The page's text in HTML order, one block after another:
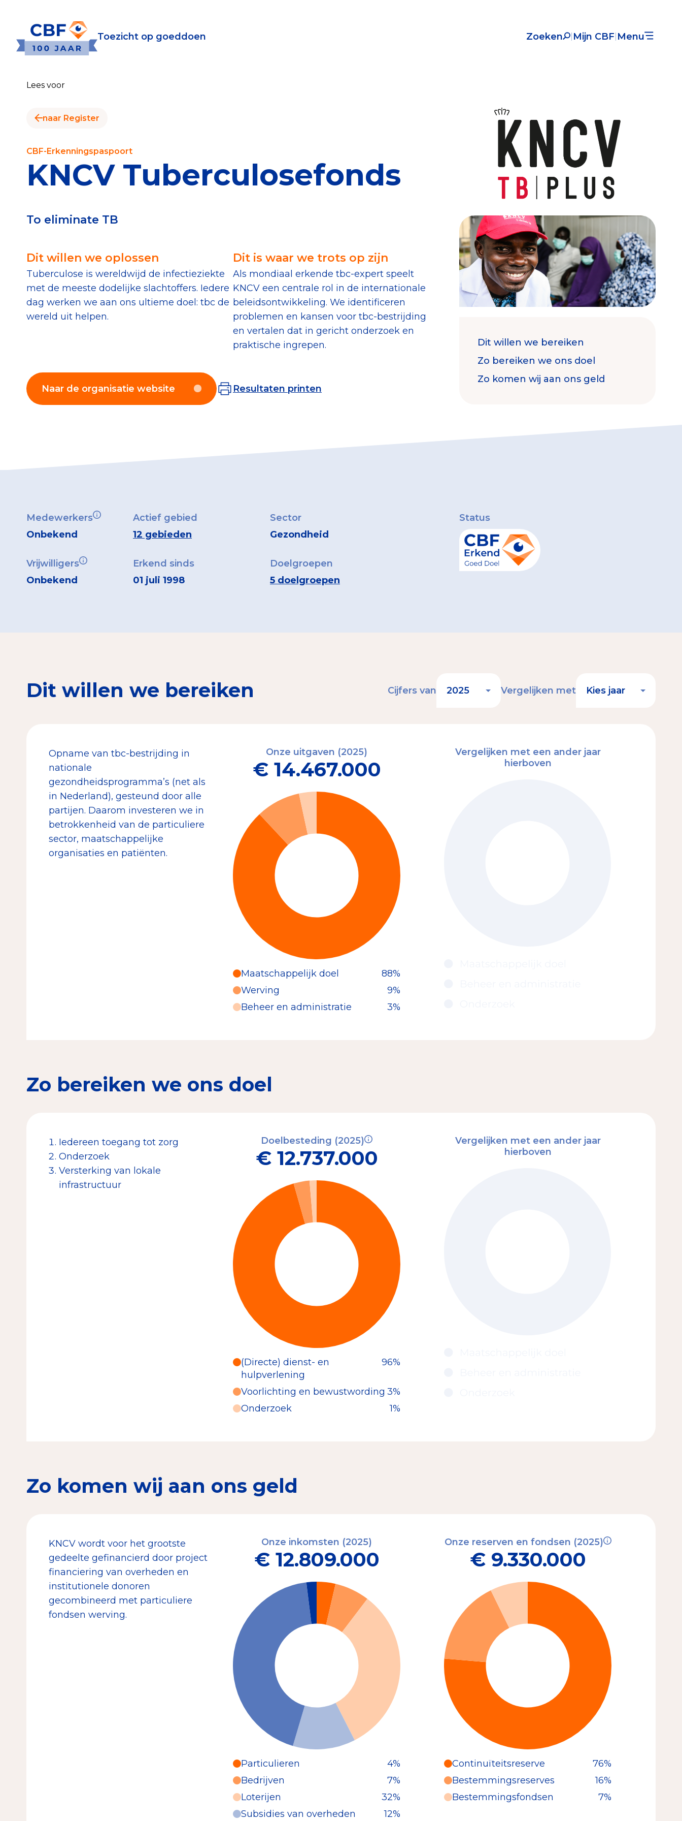
Toezicht op goeddoen
Toezicht op goeddoen Zoeken Mijn CBF Menu
Publiek
Tips bij doneren: zo geef je veilig
Data & Onderzoek
Betrouwbare data over goede doelen
Het Nederlandse Donateurspanel
Contact & Signalen
Register Erkende Donatieplatformen
Lees voor
naar Register
CBF-Erkenningspaspoort
KNCV Tuberculosefonds
To eliminate TB
Dit willen we oplossen
Tuberculose is wereldwijd de infectieziekte
met de meeste dodelijke slachtoffers. Iedere
dag werken we aan ons ultieme doel: tbc de
wereld uit helpen.
Dit is waar we trots op zijn
Als mondiaal erkende tbc-expert speelt
KNCV een centrale rol in de internationale
beleidsontwikkeling. We identificeren
problemen en kansen voor tbc-bestrijding
en vertalen dat in gericht onderzoek en
praktische ingrepen.
Naar de organisatie website Resultaten printen
Dit willen we bereiken
Zo bereiken we ons doel
Zo komen wij aan ons geld
Medewerkers
Onbekend
Actief gebied
12 gebieden
Vrijwilligers
Onbekend
Erkend sinds
01 juli 1998
Sector
Gezondheid
Doelgroepen
5 doelgroepen
Status
Dit willen we bereiken Cijfers van Vergelijken met
Vergelijken met een ander jaar
hierboven
Onze uitgaven (2025)
€ 14.467.000
Maatschappelijk doel
88%
Werving
9%
Beheer en administratie
3%
Opname van tbc-bestrijding in
nationale
gezondheidsprogramma’s (net als
in Nederland), gesteund door alle
partijen. Daarom investeren we in
betrokkenheid van de particuliere
sector, maatschappelijke
organisaties en patiënten.
Zo bereiken we ons doel
Vergelijken met een ander jaar
hierboven
Doelbesteding (2025)
€ 12.737.000
(Directe) dienst- en
hulpverlening
96%
Voorlichting en bewustwording 3%
Onderzoek
1%
Iedereen toegang tot zorg
Onderzoek
Versterking van lokale
infrastructuur
Zo komen wij aan ons geld
Onze reserven en fondsen (2025)
€ 9.330.000
Continuïteitsreserve
76%
Bestemmingsreserves
16%
Bestemmingsfondsen
7%
Onze inkomsten (2025)
€ 12.809.000
Particulieren (4%)
onderverdeeld:
Particulieren
4%
Bedrijven
7%
Loterijen
32%
Subsidies van overheden
12%
KNCV wordt voor het grootste
gedeelte gefinancierd door project
financiering van overheden en
institutionele donoren
gecombineerd met particuliere
fondsen werving.